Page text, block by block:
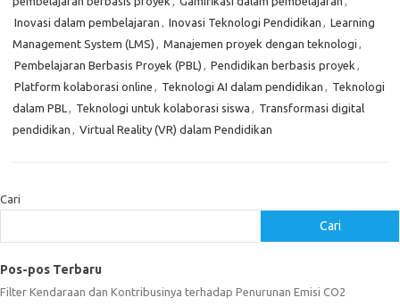
Inovasi dalam pembelajaran , Inovasi Teknologi Pendidikan , Learning
Management System (LMS) , Manajemen proyek dengan teknologi ,
Pembelajaran Berbasis Proyek (PBL) , Pendidikan berbasis proyek ,
Platform kolaborasi online , Teknologi AI dalam pendidikan , Teknologi
dalam PBL , Teknologi untuk kolaborasi siswa , Transformasi digital
pendidikan , Virtual Reality (VR) dalam Pendidikan
Cari
Cari
Pos-pos Terbaru
Filter Kendaraan dan Kontribusinya terhadap Penurunan Emisi CO2